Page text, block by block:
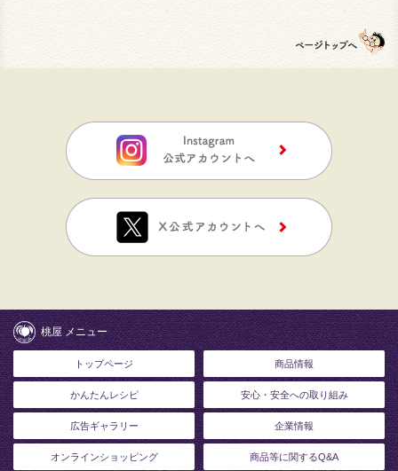
桃屋 メニュー
トップページ 商品情報
かんたんレシピ 安心・安全への取り組み
広告ギャラリー 企業情報
オンラインショッピング 商品等に関するQ&A